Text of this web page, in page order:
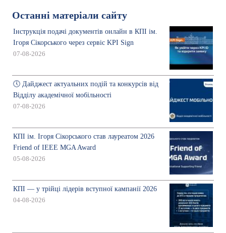
Останні матеріали сайту
Інструкція подачі документів онлайн в КПІ ім.
Ігоря Сікорського через сервіс KPI Sign
07-08-2026
🕔 Дайджест актуальних подій та конкурсів від
Відділу академічної мобільності
07-08-2026
КПІ ім. Ігоря Сікорського став лауреатом 2026
Friend of IEEE MGA Award
05-08-2026
КПІ — у трійці лідерів вступної кампанії 2026
04-08-2026